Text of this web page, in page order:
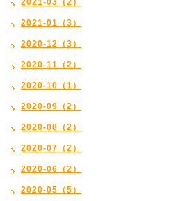
2021-03（2）
2021-01（3）
2020-12（3）
2020-11（2）
2020-10（1）
2020-09（2）
2020-08（2）
2020-07（2）
2020-06（2）
2020-05（5）